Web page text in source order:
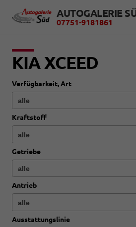
AUTOGALERIE
07751-9181861
KIA XCEED
Verfügbarkeit, Art
Kraftstoff
Getriebe
Antrieb
Ausstattungslinie